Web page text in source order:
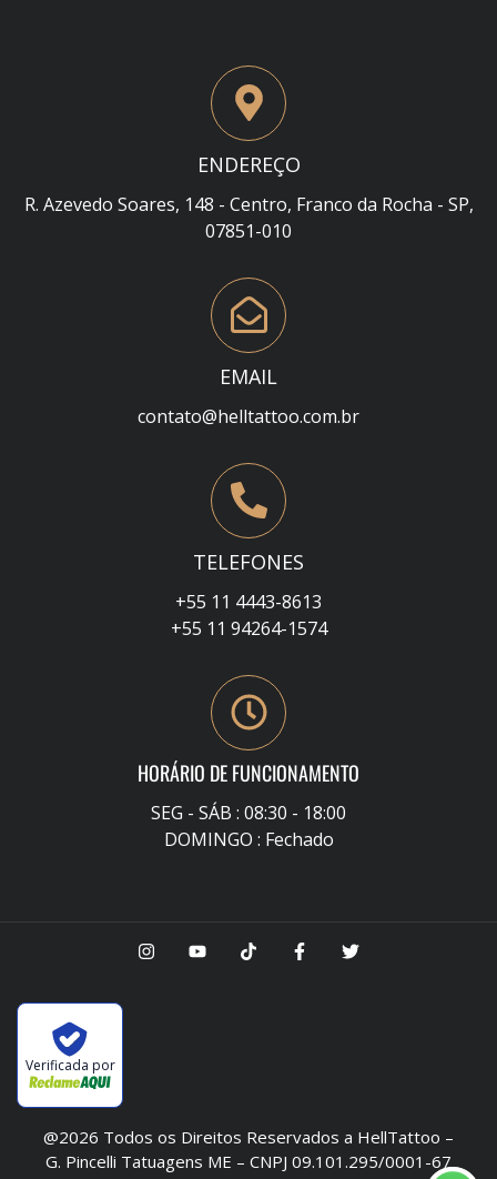
ENDEREÇO
R. Azevedo Soares, 148 - Centro, Franco da Rocha - SP,
07851-010
EMAIL
contato@helltattoo.com.br
TELEFONES
+55 11 4443-8613
+55 11 94264-1574
HORÁRIO DE FUNCIONAMENTO
SEG - SÁB : 08:30 - 18:00
DOMINGO : Fechado
Verificada por
@2026 Todos os Direitos Reservados a HellTattoo –
G. Pincelli Tatuagens ME – CNPJ 09.101.295/0001-67